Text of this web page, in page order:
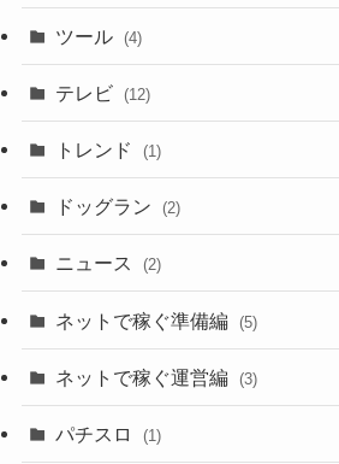
ツール (4)
テレビ (12)
トレンド (1)
ドッグラン (2)
ニュース (2)
ネットで稼ぐ準備編 (5)
ネットで稼ぐ運営編 (3)
パチスロ (1)